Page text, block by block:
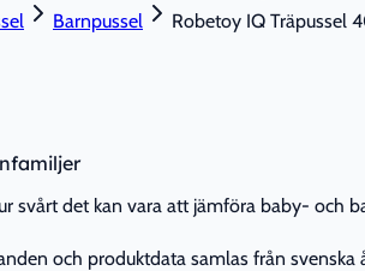
Barnpussel Robetoy IQ Träpussel
svårt det kan vara att jämföra baby- och
och produktdata samlas från svenska